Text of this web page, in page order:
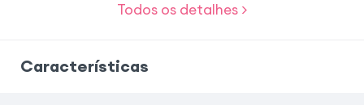
Todos os detalhes >
Características